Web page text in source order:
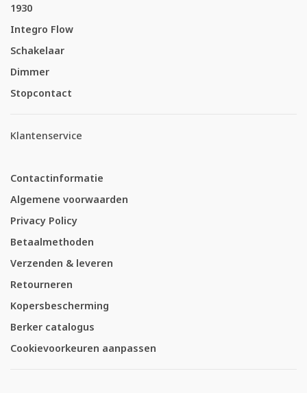
1930
Integro Flow
Schakelaar
Dimmer
Stopcontact
Klantenservice
Contactinformatie
Algemene voorwaarden
Privacy Policy
Betaalmethoden
Verzenden & leveren
Retourneren
Kopersbescherming
Berker catalogus
Cookievoorkeuren aanpassen